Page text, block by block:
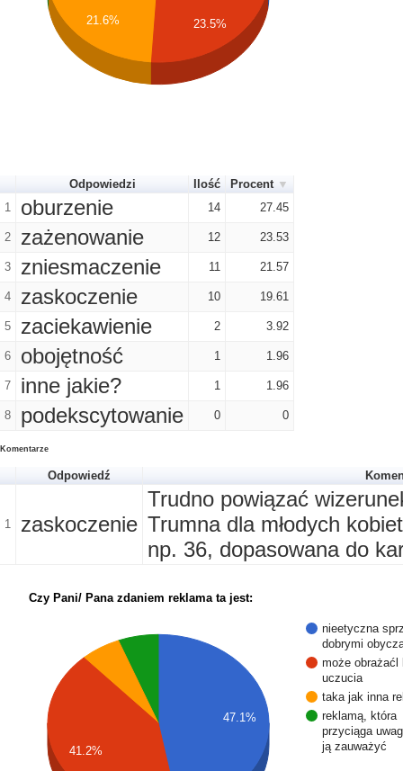
21.6% 23.5%
Odpowiedzi Ilość
Procent
1
oburzenie 14 27.45
2 zażenowanie 12 23.53
3 zniesmaczenie 11 21.57
4 zaskoczenie 10 19.61
5 zaciekawienie 2 3.92
6 obojętność 1 1.96
7 inne jakie? 1 1.96
8 podekscytowanie 0 0
Komentarze
Odpowiedź
1 zaskoczenie
Trudno powiązać
Trumna dla młodych
np. 36, dopasowana do
Czy Pani/ Pana zdaniem reklama ta jest:
nieetyczna
dobrymi
może obrażaćl
uczucia
taka jak inna
reklamą, która
przyciąga
ją zauważyć
47.1%
41.2%